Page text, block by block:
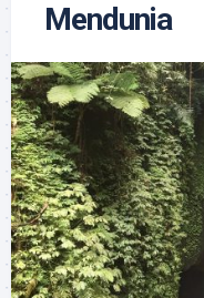
Mendunia